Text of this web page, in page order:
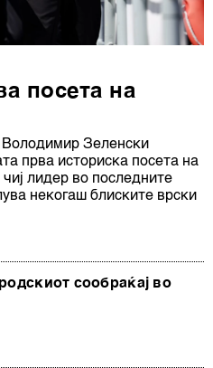
посета на
Володимир Зеленски
прва историска посета на
лидер во последните
некогаш блиските врски
сообраќај во